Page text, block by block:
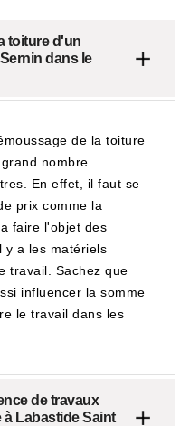
toiture d'un
dans le
de la toiture
nombre
En effet, il faut se
prix comme la
faire l'objet des
y a les matériels
travail. Sachez que
influencer la somme
le travail dans les
de travaux
Labastide Saint